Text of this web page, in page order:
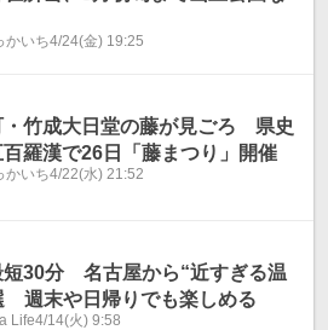
かいち4/24(金) 19:25
・竹成大日堂の藤が見ごろ 県史
百羅漢で26日「藤まつり」開催
かいち4/22(水) 21:52
短30分 名古屋から“近すぎる温
週末や日帰りでも楽しめる
Life4/14(火) 9:58